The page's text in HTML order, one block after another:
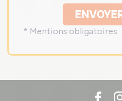
* Mentions obligatoires